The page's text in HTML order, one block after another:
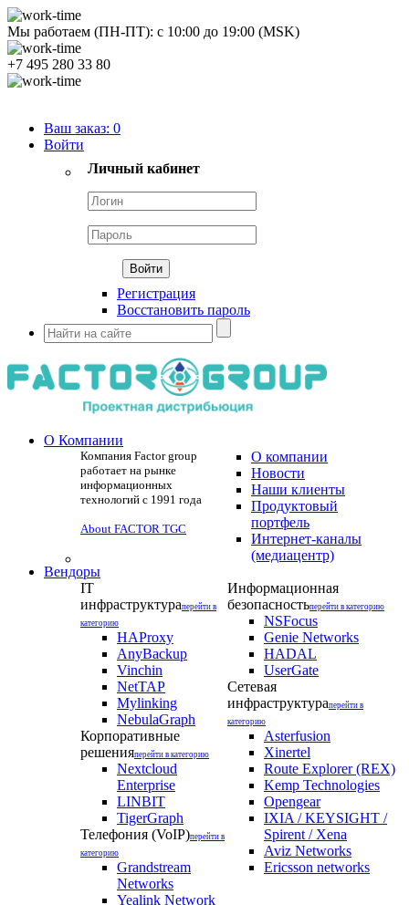
Мы работаем (ПН-ПТ): с 10:00 до 19:00 (MSK)
+7 495 280 33 80
Ваш заказ: 0
Войти
Личный кабинет
Регистрация
Восстановить пароль
О Компании
Компания Factor group
работает на рынке
информационных
технологий с 1991 года
About FACTOR TGC
О компании
Новости
Наши клиенты
Продуктовый
портфель
Интернет-каналы
(медиацентр)
Вендоры
IT
инфраструктураперейти в
категорию
HAProxy
AnyBackup
Vinchin
NetTAP
Mylinking
NebulaGraph
Корпоративные
решенияперейти в категорию
Nextcloud
Enterprise
LINBIT
TigerGraph
Телефония (VoIP)перейти в
категорию
Grandstream
Networks
Yealink Network
Информационная
безопасностьперейти в категорию
NSFocus
Genie Networks
HADAL
UserGate
Сетевая
инфраструктураперейти в
категорию
Asterfusion
Xinertel
Route Explorer (REX)
Kemp Technologies
Opengear
IXIA / KEYSIGHT /
Spirent / Xena
Aviz Networks
Ericsson networks